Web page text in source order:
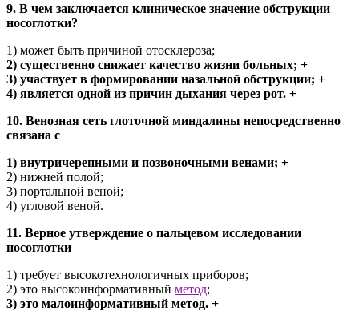
9. В чем заключается клиническое значение обструкции
носоглотки?
1) может быть причиной отосклероза;
2) существенно снижает качество жизни больных; +
3) участвует в формировании назальной обструкции; +
4) является одной из причин дыхания через рот. +
10. Венозная сеть глоточной миндалины непосредственно
связана с
1) внутричерепными и позвоночными венами; +
2) нижней полой;
3) портальной веной;
4) угловой веной.
11. Верное утверждение о пальцевом исследовании
носоглотки
1) требует высокотехнологичных приборов;
2) это высокоинформативный метод;
3) это малоинформативный метод. +